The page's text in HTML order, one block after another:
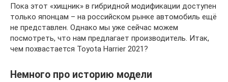
Пока этот «хищник» в гибридной модификации доступен
только японцам – на российском рынке автомобиль ещё
не представлен. Однако мы уже сейчас можем
посмотреть, что нам предлагает производитель. Итак,
чем похвастается Toyota Harrier 2021?
Немного про историю модели